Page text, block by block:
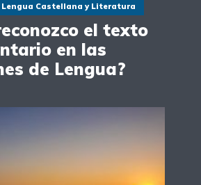
Lengua Castellana y Literatura
el texto
en las
de Lengua?